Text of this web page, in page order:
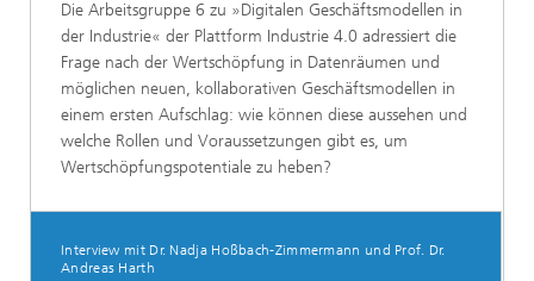
Die Arbeitsgruppe 6 zu »Digitalen Geschäftsmodellen in
der Industrie« der Plattform Industrie 4.0 adressiert die
Frage nach der Wertschöpfung in Datenräumen und
möglichen neuen, kollaborativen Geschäftsmodellen in
einem ersten Aufschlag: wie können diese aussehen und
welche Rollen und Voraussetzungen gibt es, um
Wertschöpfungspotentiale zu heben?
Interview mit Dr. Nadja Hoßbach-Zimmermann und Prof. Dr.
Andreas Harth